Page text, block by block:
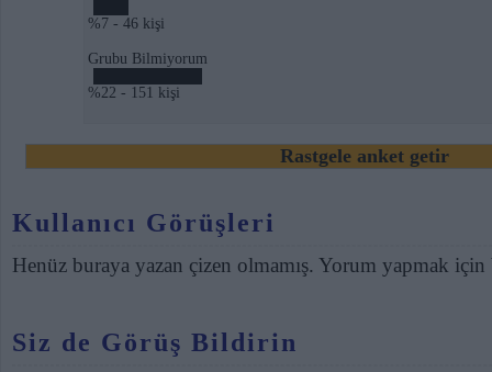
%7 - 46 kişi
Grubu Bilmiyorum
%22 - 151 kişi
Rastgele anket getir
Kullanıcı Görüşleri
Henüz buraya yazan çizen olmamış. Yorum yapmak için
Siz de Görüş Bildirin